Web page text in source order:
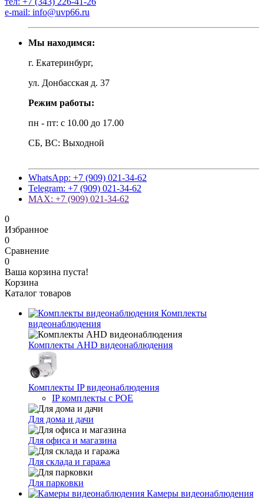
e-mail: info@uvp66.ru
Мы находимся:
г. Екатеринбург,
ул. Донбасская д. 37
Режим работы:
пн - пт: с 10.00 до 17.00
СБ, ВС: Выходной
WhatsApp: +7 (909) 021-34-62
Telegram: +7 (909) 021-34-62
MAX: +7 (909) 021-34-62
0
Избранное
0
Сравнение
0
Ваша корзина пуста!
Корзина
Каталог товаров
Комплекты
видеонаблюдения
Комплекты AHD видеонаблюдения
Комплекты IP видеонаблюдения
IP комплекты с POE
Для дома и дачи
Для офиса и магазина
Для склада и гаража
Для парковки
Камеры видеонаблюдения